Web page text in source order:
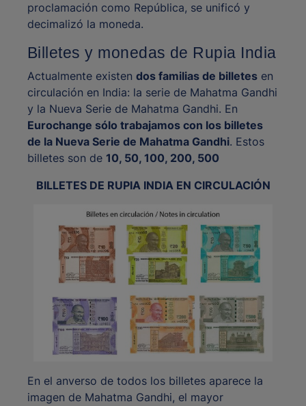
proclamación como República, se unificó y
decimalizó la moneda.
Billetes y monedas de Rupia India
Actualmente existen dos familias de billetes en
circulación en India: la serie de Mahatma Gandhi
y la Nueva Serie de Mahatma Gandhi. En
Eurochange sólo trabajamos con los billetes
de la Nueva Serie de Mahatma Gandhi. Estos
billetes son de 10, 50, 100, 200, 500
BILLETES DE RUPIA INDIA EN CIRCULACIÓN
En el anverso de todos los billetes aparece la
imagen de Mahatma Gandhi, el mayor